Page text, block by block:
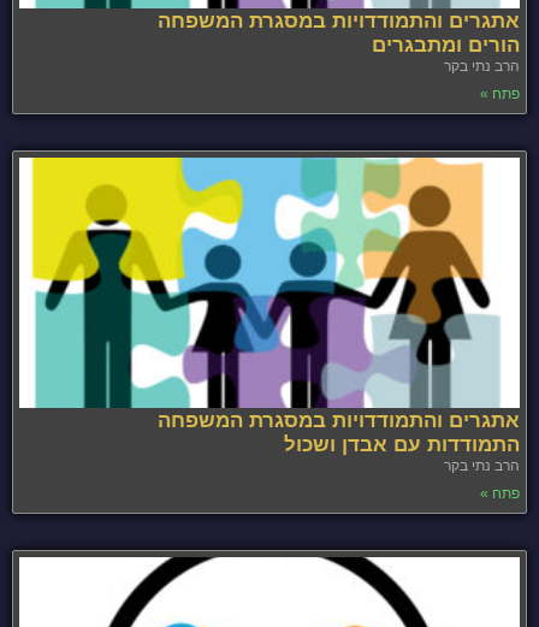
אתגרים והתמודדויות במסגרת המשפחה
הורים ומתבגרים
הרב נתי בקר
פתח »
אתגרים והתמודדויות במסגרת המשפחה
התמודדות עם אבדן ושכול
הרב נתי בקר
פתח »